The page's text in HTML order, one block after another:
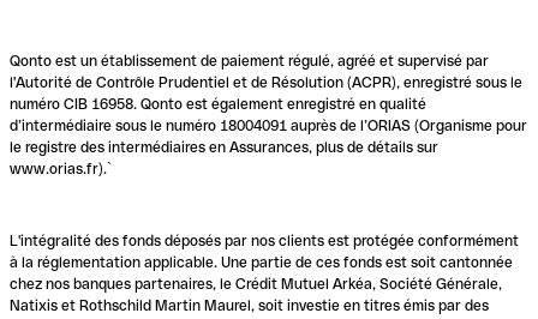
Qonto est un établissement de paiement régulé, agréé et supervisé par
l'Autorité de Contrôle Prudentiel et de Résolution (ACPR), enregistré sous le
numéro CIB 16958. Qonto est également enregistré en qualité
d’intermédiaire sous le numéro 18004091 auprès de l’ORIAS (Organisme pour
le registre des intermédiaires en Assurances, plus de détails sur
www.orias.fr).`
L'intégralité des fonds déposés par nos clients est protégée conformément
à la réglementation applicable. Une partie de ces fonds est soit cantonnée
chez nos banques partenaires, le Crédit Mutuel Arkéa, Société Générale,
Natixis et Rothschild Martin Maurel, soit investie en titres émis par des